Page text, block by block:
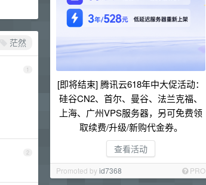
[即将结束] 腾讯云618年中大促活动：
硅谷CN2、首尔、曼谷、法兰克福、
上海、广州VPS服务器，另可免费领
取续费/升级/新购代金券。
查看活动
Promoted byid7368 PRO
茫然
1
2